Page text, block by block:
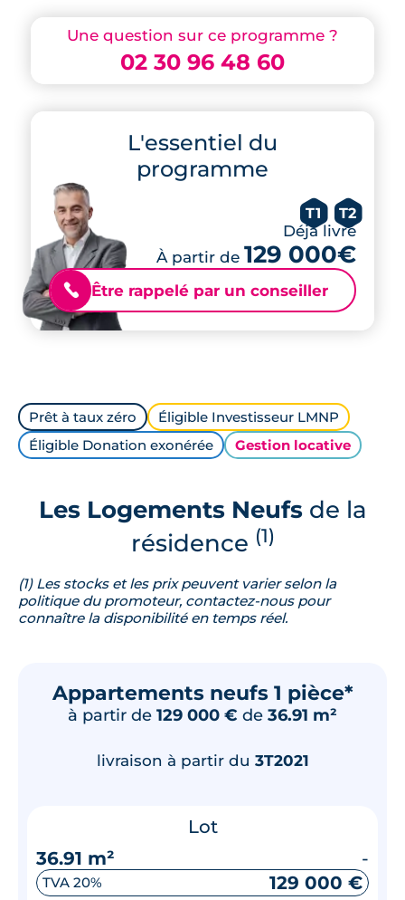
Une question sur ce programme ?
02 30 96 48 60
L'essentiel du
programme
T1 T2
Déjà livré
À partir de 129 000€
📞 Être rappelé par un conseiller
Prêt à taux zéro
Éligible Investisseur LMNP
Éligible Donation exonérée
Gestion locative
Les Logements Neufsde la
résidence (1)
(1) Les stocks et les prix peuvent varier selon la
politique du promoteur, contactez-nous pour
connaître la disponibilité en temps réel.
Appartements neufs 1 pièce*
à partir de 129 000 € de 36.91 m²
livraison à partir du 3T2021
Lot
36.91 m²
-
TVA 20% 129 000 €